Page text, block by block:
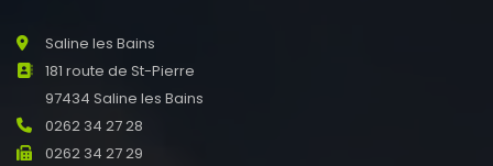
Saline les Bains
181 route de St-Pierre
97434 Saline les Bains
0262 34 27 28
0262 34 27 29